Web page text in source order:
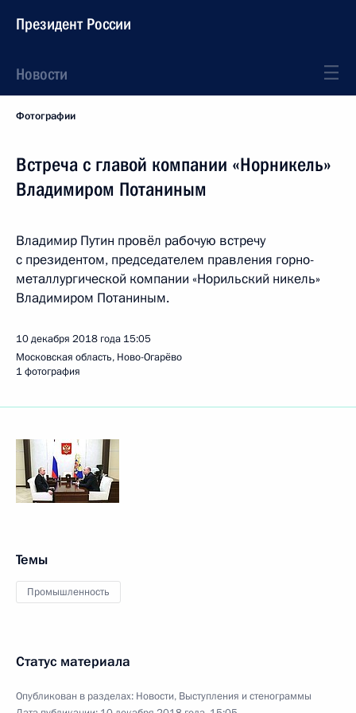
Президент России
Новости
Фотографии
Встреча с главой компании «Норникель»
Владимиром Потаниным
Владимир Путин провёл рабочую встречу
с президентом, председателем правления горно-
металлургической компании «Норильский никель»
Владимиром Потаниным.
10 декабря 2018 года 15:05
Московская область, Ново-Огарёво
1 фотография
Темы
Промышленность
Статус материала
Опубликован в разделах: Новости, Выступления и стенограммы